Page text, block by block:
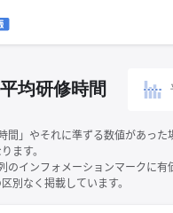
均研修時間
」やそれに準ずる数値があった
ます。
のインフォメーションマークに
別なく掲載しています。